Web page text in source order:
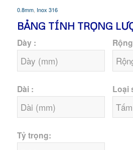
0.8mm, Inox 316
BẢNG TÍNH TRỌNG
Dày :
Dài : Loại
Tỷ trọng: